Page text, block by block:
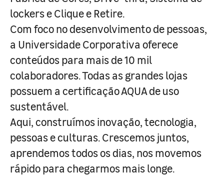
lockers e Clique e Retire.
Com foco no desenvolvimento de pessoas,
a Universidade Corporativa oferece
conteúdos para mais de 10 mil
colaboradores. Todas as grandes lojas
possuem a certificação AQUA de uso
sustentável.
Aqui, construímos inovação, tecnologia,
pessoas e culturas. Crescemos juntos,
aprendemos todos os dias, nos movemos
rápido para chegarmos mais longe.